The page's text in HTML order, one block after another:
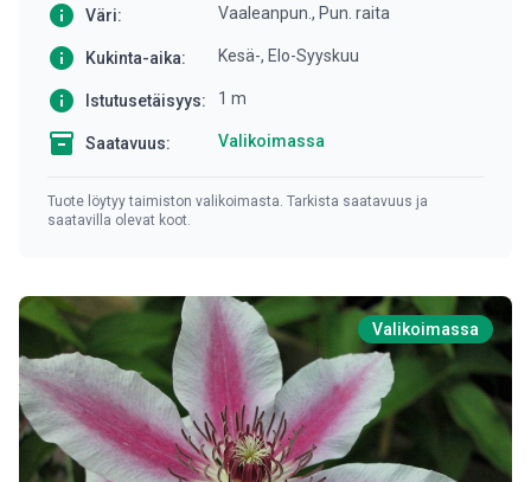
info Väri: Vaaleanpun., Pun. raita
info Kukinta-aika: Kesä-, Elo-Syyskuu
info Istutusetäisyys: 1 m
inventory Saatavuus: Valikoimassa
Tuote löytyy taimiston valikoimasta. Tarkista saatavuus ja
saatavilla olevat koot.
Valikoimassa